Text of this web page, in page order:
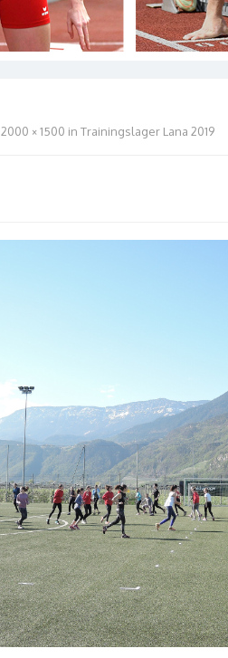
2000 × 1500 in Trainingslager Lana 2019